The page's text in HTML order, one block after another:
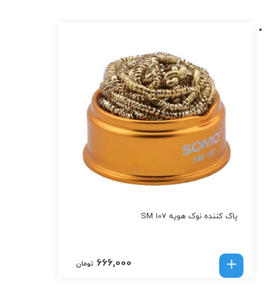
پاک کننده نوک هویه SM 107
666,000 تومان